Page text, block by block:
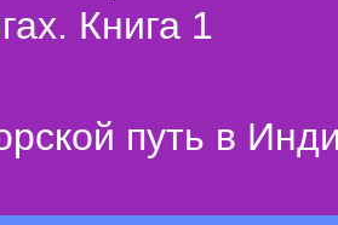
Книга 1
путь в